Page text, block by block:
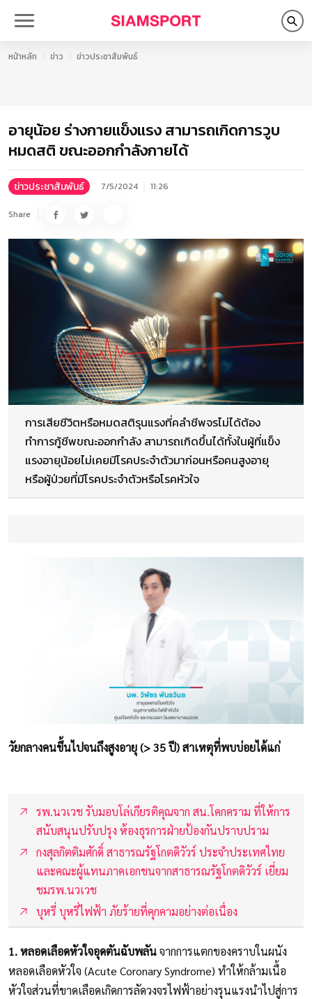
หน้าหลัก ข่าว ข่าวประชาสัมพันธ์
อายุน้อย ร่างกายแข็งแรง สามารถเกิดการวูบ
หมดสติ ขณะออกกำลังกายได้
ข่าวประชาสัมพันธ์ 7/5/2024 11:26
Share
การเสียชีวิตหรือหมดสติรุนแรงที่คลำชีพจรไม่ได้ต้อง
ทำการกู้ชีพขณะออกกำลัง สามารถเกิดขึ้นได้ทั้งในผู้ที่แข็ง
แรงอายุน้อยไม่เคยมีโรคประจำตัวมาก่อนหรือคนสูงอายุ
หรือผู้ป่วยที่มีโรคประจำตัวหรือโรคหัวใจ
วัยกลางคนขึ้นไปจนถึงสูงอายุ (> 35 ปี) สาเหตุที่พบบ่อยได้แก่
รพ.นวเวช รับมอบโล่เกียรติคุณจาก สน.โคกคราม ที่ให้การ
สนับสนุนปรับปรุง ห้องธุรการฝ่ายป้องกันปราบปราม
กงสุลกิตติมศักดิ์ สาธารณรัฐโกตดิวัวร์ ประจําประเทศไทย
และคณะผู้แทนภาคเอกชนจากสาธารณรัฐโกตดิวัวร์ เยี่ยม
ชมรพ.นวเวช
บุหรี่ บุหรี่ไฟฟ้า ภัยร้ายที่คุกคามอย่างต่อเนื่อง
1. หลอดเลือดหัวใจอุดตันฉับพลันจากการแตกของคราบในผนัง
หลอดเลือดหัวใจ (Acute Coronary Syndrome) ทำให้กล้ามเนื้อ
หัวใจส่วนที่ขาดเลือดเกิดการลัดวงจรไฟฟ้าอย่างรุนแรงนำไปสู่การ